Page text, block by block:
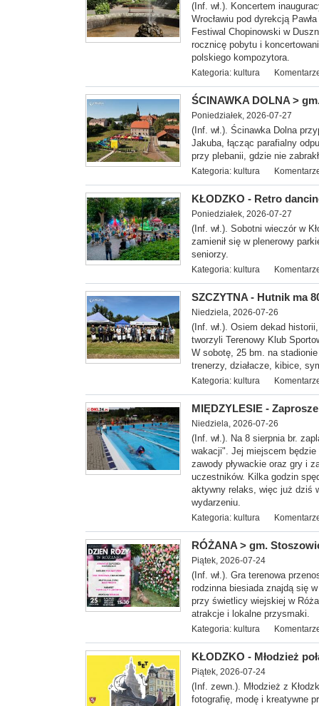
(Inf. wł.). Koncertem
Wrocławiu pod dyrekcją
Festiwal Chopinowski w
rocznicę pobytu i
polskiego kompozytora.
Kategoria: kultura
ŚCINAWKA DOLNA >
Poniedziałek, 2026-07-27
(Inf. wł.). Ścinawka Dolna
Jakuba, łącząc parafialny
przy plebanii, gdzie nie
Kategoria: kultura
KŁODZKO - Retro
Poniedziałek, 2026-07-27
(Inf. wł.). Sobotni wieczór w
zamienił się w plenerowy
seniorzy.
Kategoria: kultura
SZCZYTNA - Hutnik ma
Niedziela, 2026-07-26
(Inf. wł.). Osiem dekad
tworzyli Terenowy Klub
W sobotę, 25 bm. na
trenerzy, działacze, kibice,
Kategoria: kultura
MIĘDZYLESIE -
Niedziela, 2026-07-26
(Inf. wł.). Na 8 sierpnia br.
wakacji". Jej miejscem
zawody pływackie oraz gry i
uczestników. Kilka godzin
aktywny relaks, więc już dziś
wydarzeniu.
Kategoria: kultura
RÓŻANA > gm.
Piątek, 2026-07-24
(Inf. wł.). Gra terenowa
rodzinna biesiada znajdą się
przy świetlicy wiejskiej w
atrakcje i lokalne przysmaki.
Kategoria: kultura
KŁODZKO - Młodzież
Piątek, 2026-07-24
(Inf. zewn.). Młodzież z
fotografię, modę i kreatywne